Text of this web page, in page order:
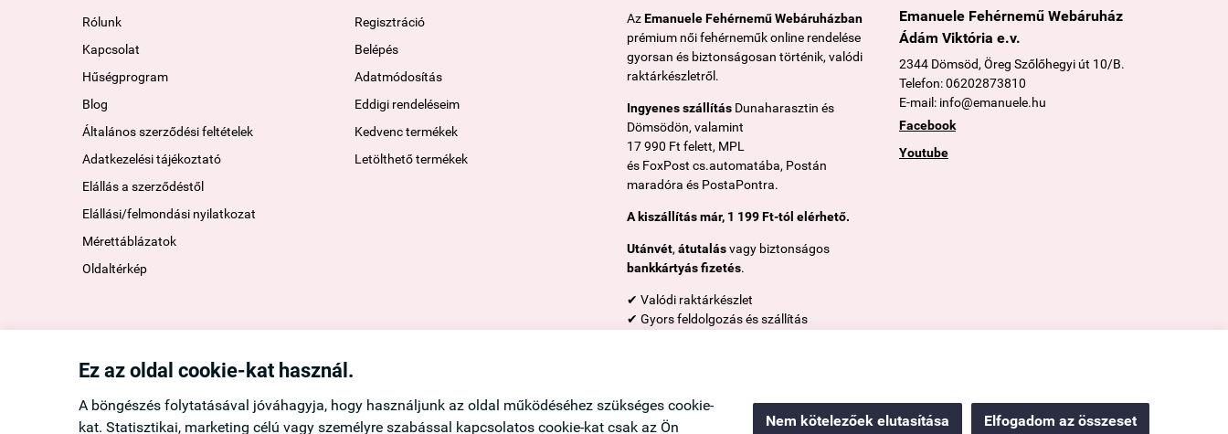
Ez az oldal cookie-kat használ.
A böngészés folytatásával jóváhagyja, hogy használjunk az oldal működéséhez szükséges cookie-
kat. Statisztikai, marketing célú vagy személyre szabással kapcsolatos cookie-kat csak az Ön
Nem kötelezőek elutasítása Elfogadom az összeset
Rólunk
Kapcsolat
Hűségprogram
Blog
Általános szerződési feltételek
Adatkezelési tájékoztató
Elállás a szerződéstől
Elállási/felmondási nyilatkozat
Mérettáblázatok
Oldaltérkép
Regisztráció
Belépés
Adatmódosítás
Eddigi rendeléseim
Kedvenc termékek
Letölthető termékek
AzEmanuele Fehérnemű Webáruházban
prémium női fehérneműk online rendelése
gyorsan és biztonságosan történik, valódi
raktárkészletről.
Ingyenes szállítás Dunaharasztin és
Dömsödön, valamint
17 990 Ft felett, MPL
és FoxPost cs.automatába, Postán
maradóra és PostaPontra.
A kiszállítás már, 1 199 Ft-tól elérhető.
Utánvét, átutalásvagy biztonságos
bankkártyás fizetés.
✔ Valódi raktárkészlet
✔ Gyors feldolgozás és szállítás
Emanuele Fehérnemű Webáruház
Ádám Viktória e.v.
2344 Dömsöd, Öreg Szőlőhegyi út 10/B.
Telefon: 06202873810
E-mail: info@emanuele.hu
Facebook
Youtube